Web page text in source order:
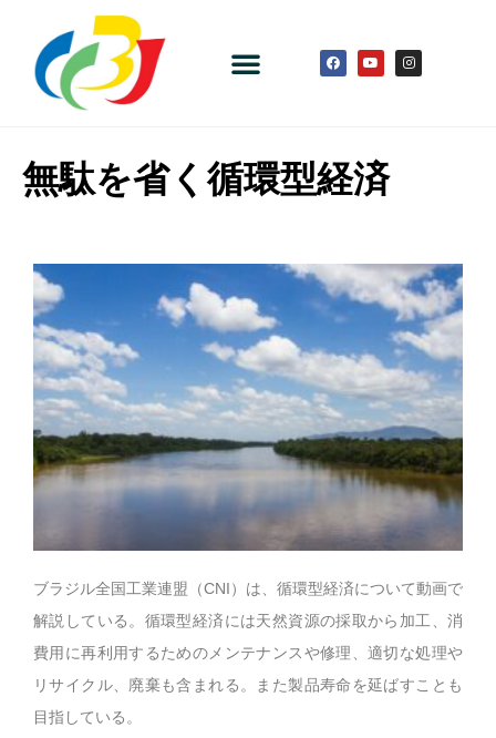
無駄を省く循環型経済
ブラジル全国工業連盟（CNI）は、循環型経済について動画で
解説している。循環型経済には天然資源の採取から加工、消
費用に再利用するためのメンテナンスや修理、適切な処理や
リサイクル、廃棄も含まれる。また製品寿命を延ばすことも
目指している。